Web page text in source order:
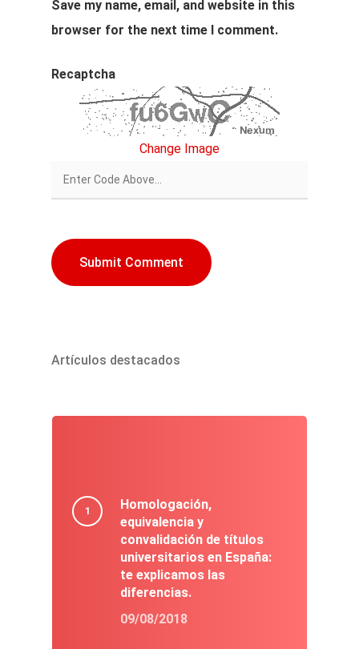
Save my name, email, and website in this
browser for the next time I comment.
Recaptcha
Change Image
Artículos destacados
Homologación,
equivalencia y
convalidación de títulos
universitarios en España:
te explicamos las
diferencias.
09/08/2018